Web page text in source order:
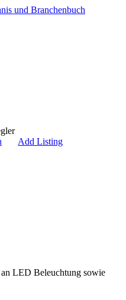
Add Listing
LED Beleuchtung sowie